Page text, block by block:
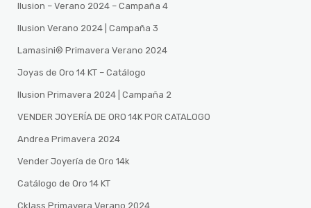
Ilusion – Verano 2024 – Campaña 4
Ilusion Verano 2024 | Campaña 3
Lamasini®️ Primavera Verano 2024
Joyas de Oro 14 KT – Catálogo
Ilusion Primavera 2024 | Campaña 2
VENDER JOYERÍA DE ORO 14K POR CATALOGO
Andrea Primavera 2024
Vender Joyería de Oro 14k
Catálogo de Oro 14 KT
Cklass Primavera Verano 2024